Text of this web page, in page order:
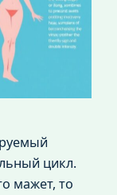
цикл.
мажет, то